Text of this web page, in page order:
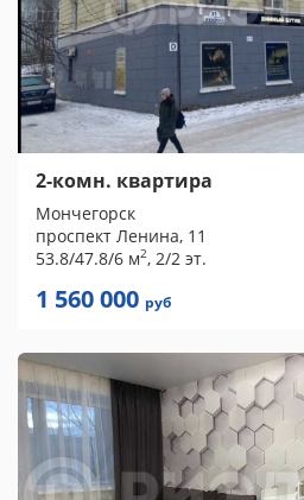
2-комн. квартира
Мончегорск
проспект Ленина, 11
53.8/47.8/6 м2, 2/2 эт.
1 560 000 руб